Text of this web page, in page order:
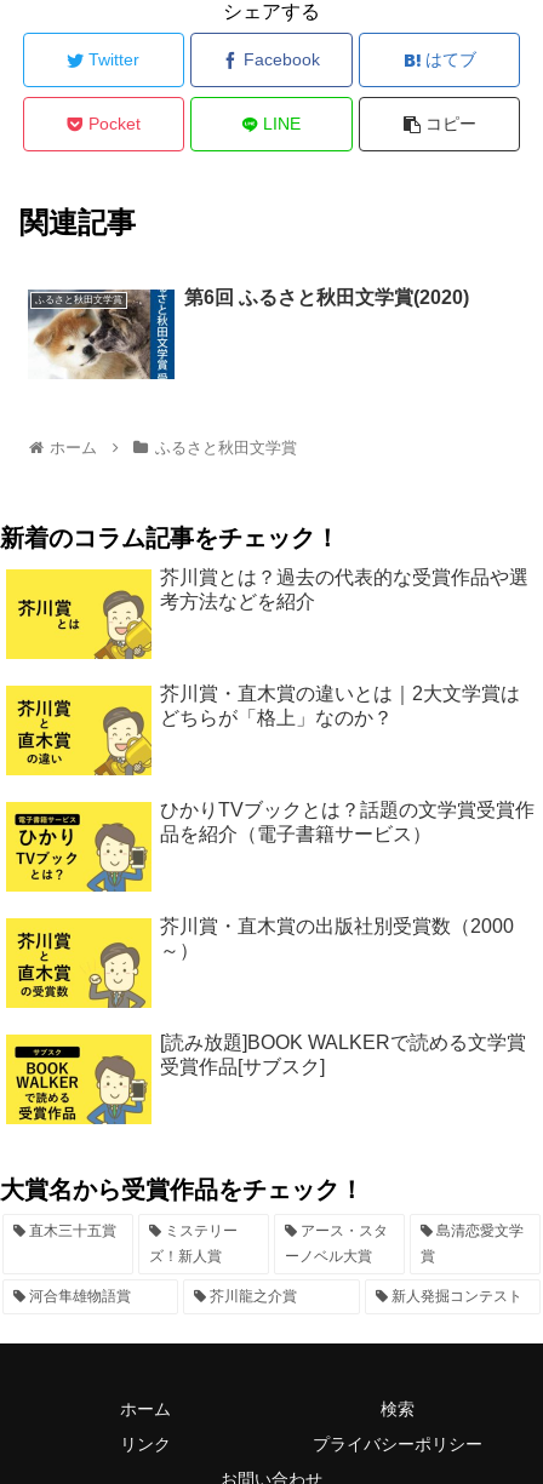
シェアする
Twitter Facebook はてブ
Pocket LINE コピー
関連記事
ふるさと秋田文学賞 第6回 ふるさと秋田文学賞(2020)
ホーム ふるさと秋田文学賞
新着のコラム記事をチェック！
芥川賞とは？過去の代表的な受賞作品や選
考方法などを紹介
芥川賞・直木賞の違いとは｜2大文学賞は
どちらが「格上」なのか？
ひかりTVブックとは？話題の文学賞受賞作
品を紹介（電子書籍サービス）
芥川賞・直木賞の出版社別受賞数（2000
～）
[読み放題]BOOK WALKERで読める文学賞
受賞作品[サブスク]
大賞名から受賞作品をチェック！
直木三十五賞
ミステリー
ズ！新人賞
アース・スタ
ーノベル大賞
島清恋愛文学
賞
河合隼雄物語賞 芥川龍之介賞 新人発掘コンテスト
ホーム
検索
リンク
プライバシーポリシー
お問い合わせ